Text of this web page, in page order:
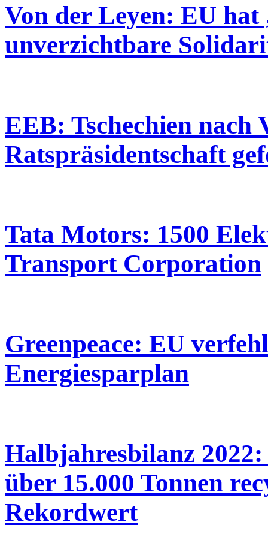
Von der Leyen: EU
unverzichtbare
EEB: Tschechien nach
Ratspräsidentschaft
Tata Motors: 1500
Transport Corporation
Greenpeace: EU
Energiesparplan
Halbjahresbilanz
über 15.000 Tonnen
Rekordwert